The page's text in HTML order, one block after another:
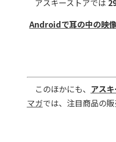
Androidで耳の中の映
このほかにも、 アス
マガでは、注目商品の